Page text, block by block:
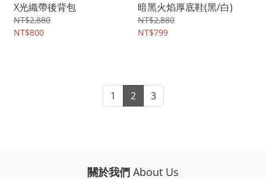
X光織帶後背包
NT$2,880
NT$800
暗黑火焰厚底鞋(黑/白)
NT$2,880
NT$799
1 2 3
關於我們 About Us